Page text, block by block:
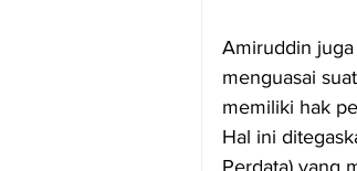
Amiruddin
menguasai
memiliki hak
Hal ini
Perdata) yang